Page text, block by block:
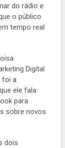
do rádio e
o público
tempo real
Digital
foi a
ele fala
para
sobre novos
dois